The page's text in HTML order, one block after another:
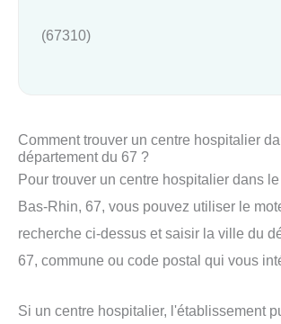
(67310)
Comment trouver un centre hospitalier
département du 67 ?
Pour trouver un centre hospitalier dans
Bas-Rhin, 67, vous pouvez utiliser le
recherche ci-dessus et saisir la ville du
67, commune ou code postal qui vous
Si un centre hospitalier, l'établissement